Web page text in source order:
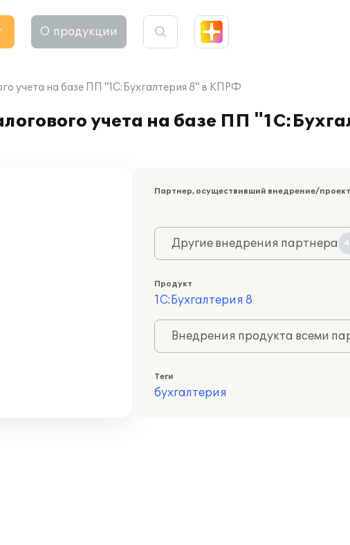
О продукции
учета на базе ПП "1С:Бухгалтерия 8" в КПРФ
учета на базе ПП
Партнер, осуществивший внедрение/проект
Другие внедрения партнера
Продукт
1С:Бухгалтерия 8
Внедрения продукта всеми
Теги
бухгалтерия